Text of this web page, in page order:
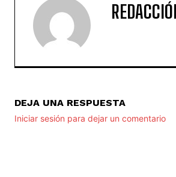
DEJA UNA RESPUESTA
Iniciar sesión para dejar un comentario